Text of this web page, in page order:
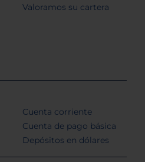
Valoramos su cartera
Cuenta corriente
Cuenta de pago básica
Depósitos en dólares